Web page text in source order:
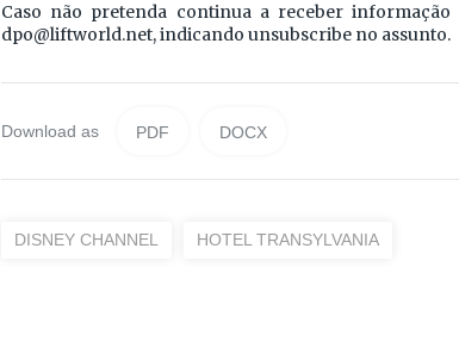
Caso não pretenda continua a receber
dpo@liftworld.net, indicando unsubscribe no assunto.
Download as PDF DOCX
DISNEY CHANNEL HOTEL TRANSYLVANIA